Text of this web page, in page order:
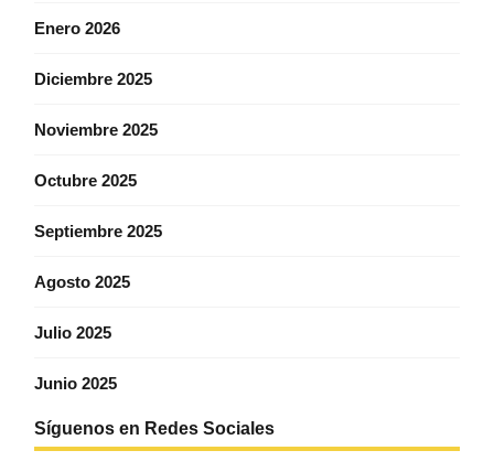
Enero 2026
Diciembre 2025
Noviembre 2025
Octubre 2025
Septiembre 2025
Agosto 2025
Julio 2025
Junio 2025
Síguenos en Redes Sociales